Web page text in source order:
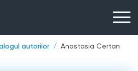
autorilor Anastasia Certan